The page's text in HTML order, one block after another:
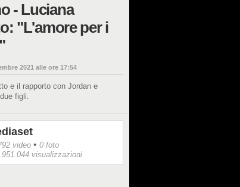
- Luciana
"L'amore per i
2021 alle ore 17:54
e il rapporto con Jordan e
figli.
video • 0 foto
visualizzazioni